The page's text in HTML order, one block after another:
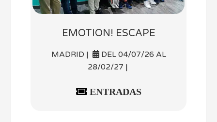
EMOTION! ESCAPE
MADRID |
DEL 04/07/26 AL
28/02/27 |
ENTRADAS